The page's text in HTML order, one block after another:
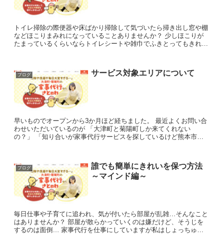
トイレ掃除の際便器や床ばかり掃除して気づいたら掃き出し窓や棚
などほこりまみれになっていることありませんか？ 少しほこりが
たまっているくらいならトイレシートや雑巾でふきとってもきれい
ブログ サービス対象エリアについて
早いものでオープンから3か月ほど経ちました。 最近よくお問い合
わせいただいているのが 「大津町と菊陽町しか来てくれない
の？」 「知り合いが家事代行サービスを探しているけど熊本市内
ブログ
誰でも簡単にきれいを保つ方法
～マインド編～
毎日仕事や子育てに追われ、気が付いたら部屋が乱雑…そんなこと
はありませんか？ 部屋が散らかっていくのは嫌だけど、そうじを
するのは面倒… 家事代行を仕事にしていますが私はしょっちゅう